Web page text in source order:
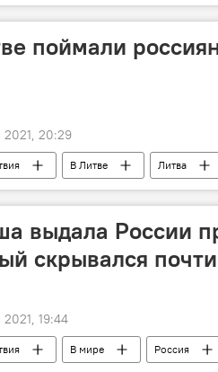
киберпространство
поймали
2021, 20:29
В Литве Литва
Таможенная служба Литвы
выдала России
скрывался
2021, 19:44
В мире Россия